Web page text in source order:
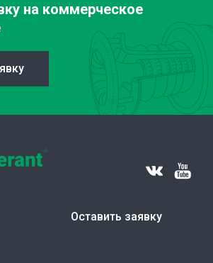
на коммерческое
Оставить заявку